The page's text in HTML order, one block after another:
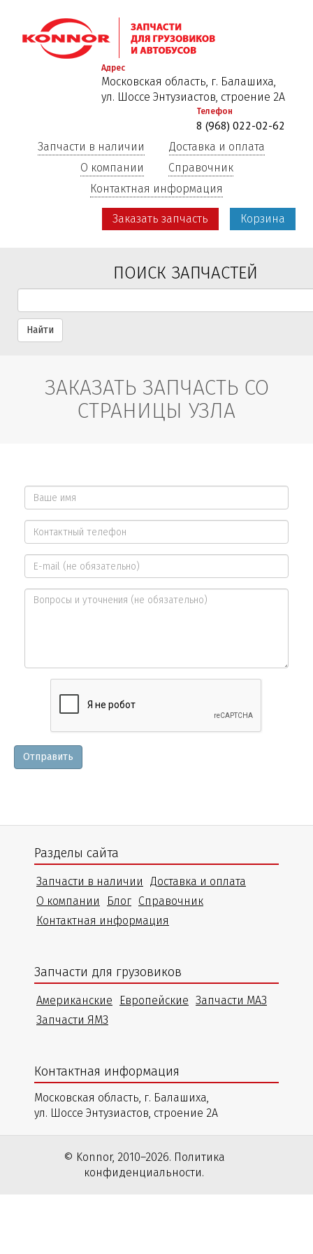
к
основному
Адрес
Московская область, г. Балашиха,
ул. Шоссе Энтузиастов, строение 2А
Телефон
8 (968) 022-02-62
Запчасти в наличии
Доставка и оплата
О компании
Справочник
Контактная информация
Заказать запчасть Корзина
ПОИСК ЗАПЧАСТЕЙ
Найти
ЗАКАЗАТЬ ЗАПЧАСТЬ СО
СТРАНИЦЫ УЗЛА
Ваше
имя
*
Контактный
телефон
*
E-
mail
Вопросы
уточнения
Отправить
Разделы сайта
Запчасти в наличии
Доставка и оплата
О компании
Блог Справочник
Контактная информация
Запчасти для грузовиков
Американские Европейские Запчасти МАЗ
Запчасти ЯМЗ
Контактная информация
Московская область, г. Балашиха,
ул. Шоссе Энтузиастов, строение 2А
© Konnor, 2010–2026. Политика
конфиденциальности.